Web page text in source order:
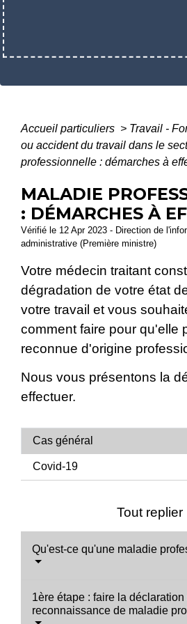
Accueil particuliers > Travail -
ou accident du travail dans le
professionnelle : démarches à
MALADIE
: DÉMARCHES À
Vérifié le 12 Apr 2023 - Direction de
administrative (Première ministre)
Votre médecin traitant
dégradation de votre état
votre travail et vous
comment faire pour qu'elle
reconnue d'origine
Nous vous présentons la
effectuer.
Cas général
Covid-19
Tout replier
Qu'est-ce qu'une maladie
1ère étape : faire la déclaration
reconnaissance de maladie